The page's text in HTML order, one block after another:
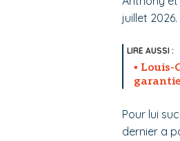
juillet 2026.
Louis-
Pour lui
dernier a